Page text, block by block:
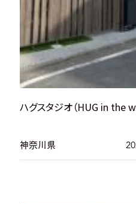
ハグスタジオ（HUG in the
神奈川県